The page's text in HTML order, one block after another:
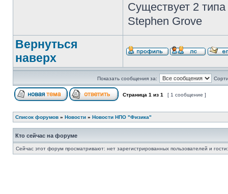
Существует 2
Stephen Grove
Вернуться
наверх
Показать сообщения за:
Страница 1 из 1 [ 1 сообщение ]
Список форумов » Новости » Новости НПО "Физика"
Кто сейчас на форуме
Сейчас этот форум просматривают: нет зарегистрированных пользователей и